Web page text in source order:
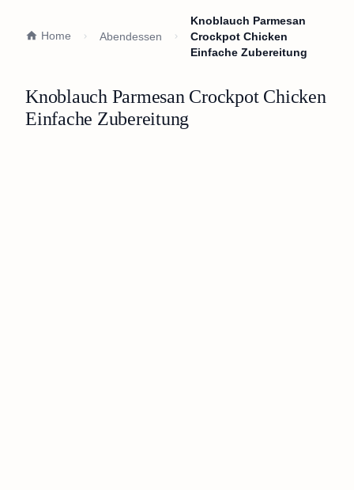
Home Abendessen
Knoblauch Parmesan
Crockpot Chicken
Einfache Zubereitung
Knoblauch Parmesan Crockpot Chicken
Einfache Zubereitung